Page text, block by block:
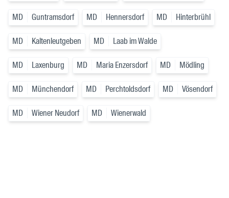
MD Guntramsdorf MD Hennersdorf MD Hinterbrühl
MD Kaltenleutgeben MD Laab im Walde
MD Laxenburg MD Maria Enzersdorf MD Mödling
MD Münchendorf MD Perchtoldsdorf MD Vösendorf
MD Wiener Neudorf MD Wienerwald